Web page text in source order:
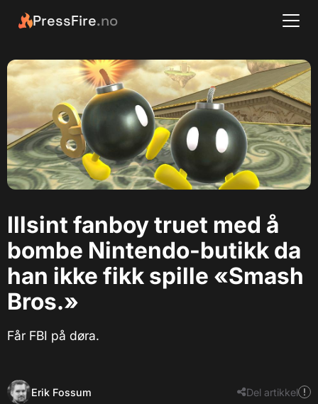
PressFire.no
Illsint fanboy truet med å
bombe Nintendo-butikk da
han ikke fikk spille «Smash
Bros.»
Får FBI på døra.
Erik Fossum Del artikkel